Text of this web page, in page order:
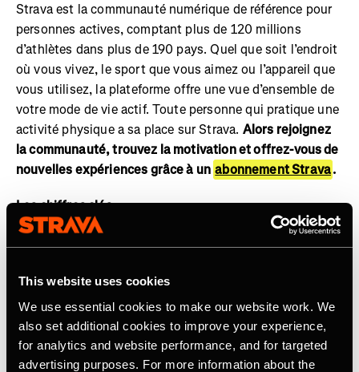
This website uses cookies
We use essential cookies to make our website work. We
also set additional cookies to improve your experience,
for analytics and website performance, and for targeted
advertising purposes. For more information about the
Strava est la communauté numérique de référence pour
personnes actives, comptant plus de 120 millions
d’athlètes dans plus de 190 pays. Quel que soit l’endroit
où vous vivez, le sport que vous aimez ou l’appareil que
vous utilisez, la plateforme offre une vue d’ensemble de
votre mode de vie actif. Toute personne qui pratique une
activité physique a sa place sur Strava. Alors rejoignez
la communauté, trouvez la motivation et offrez-vous de
nouvelles expériences grâce à un abonnement Strava.
Les chiffres clés :
La communauté compte aujourd’hui des membres
dans plus de 190 pays
40 millions d’activités téléchargées chaque semaine